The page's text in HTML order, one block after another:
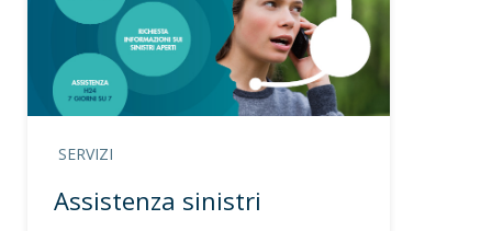
SERVIZI
Assistenza sinistri